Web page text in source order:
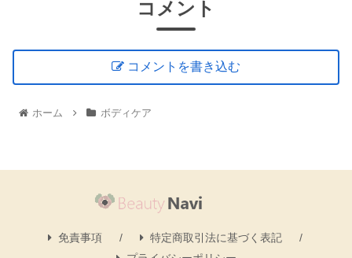
コメント
コメントを書き込む
ホーム ボディケア
免責事項
特定商取引法に基づく表記